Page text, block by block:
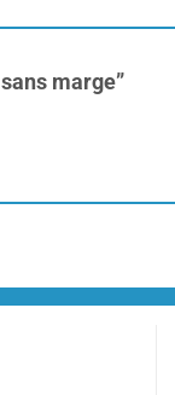
marge”